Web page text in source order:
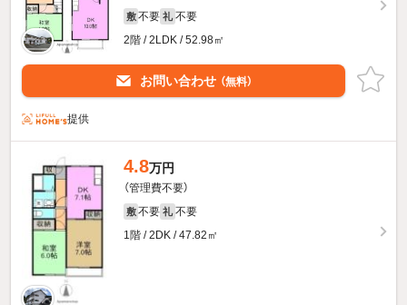
敷 不要 礼 不要
2階 / 2LDK / 52.98㎡
お問い合わせ （無料）
提供
4.8万円
（管理費不要）
敷 不要 礼 不要
1階 / 2DK / 47.82㎡